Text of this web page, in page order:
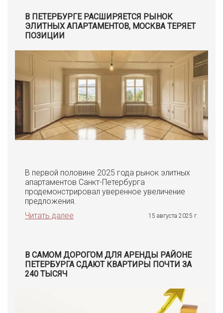
В ПЕТЕРБУРГЕ РАСШИРЯЕТСЯ РЫНОК
ЭЛИТНЫХ АПАРТАМЕНТОВ, МОСКВА ТЕРЯЕТ
ПОЗИЦИИ
В первой половине 2025 года рынок элитных
апартаментов Санкт-Петербурга
продемонстрировал уверенное увеличение
предложения.
Читать далее
15 августа 2025 г.
В САМОМ ДОРОГОМ ДЛЯ АРЕНДЫ РАЙОНЕ
ПЕТЕРБУРГА СДАЮТ КВАРТИРЫ ПОЧТИ ЗА
240 ТЫСЯЧ